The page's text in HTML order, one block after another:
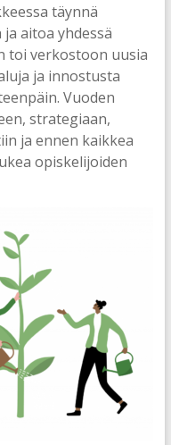
täynnä
aitoa yhdessä
toi verkostoon uusia
ja innostusta
Vuoden
strategiaan,
ja ennen kaikkea
opiskelijoiden